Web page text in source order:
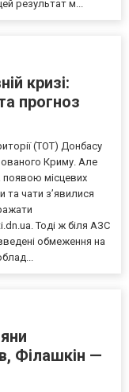
результат м...
кризі:
прогноз
(ТОТ) Донбасу
Криму. Але
місцевих
та чати з’явилися
Тоді ж біля АЗС
обмеження на
Філашкін —